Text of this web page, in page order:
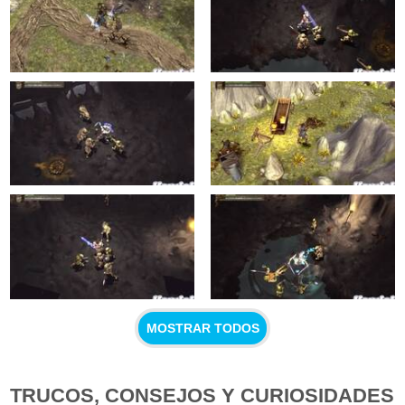
MOSTRAR TODOS
TRUCOS, CONSEJOS Y CURIOSIDADES